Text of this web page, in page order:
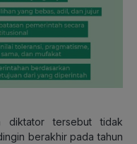
diktator tersebut tidak
berakhir pada tahun